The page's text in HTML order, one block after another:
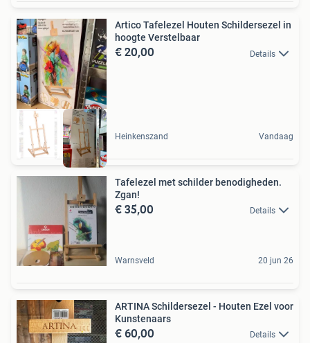
Artico Tafelezel Houten Schildersezel in
hoogte Verstelbaar
€ 20,00 Details
Heinkenszand Vandaag
Tafelezel met schilder benodigheden.
Zgan!
€ 35,00 Details
Warnsveld 20 jun 26
ARTINA Schildersezel - Houten Ezel voor
Kunstenaars
€ 60,00 Details